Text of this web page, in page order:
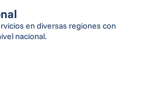
en diversas regiones con
nacional.